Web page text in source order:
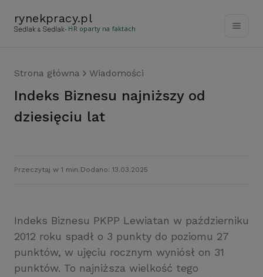
rynekpracy.pl
- HR oparty na faktach
Strona główna Wiadomości
Indeks Biznesu najniższy od
dziesięciu lat
Przeczytaj w 1 min. Dodano: 13.03.2025
Indeks Biznesu PKPP Lewiatan w październiku
2012 roku spadł o 3 punkty do poziomu 27
punktów, w ujęciu rocznym wyniósł on 31
punktów. To najniższa wielkość tego